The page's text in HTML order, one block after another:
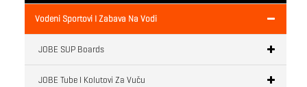
Vodeni Sportovi I Zabava Na Vodi
JOBE SUP Boards
JOBE Tube I Kolutovi Za Vuču